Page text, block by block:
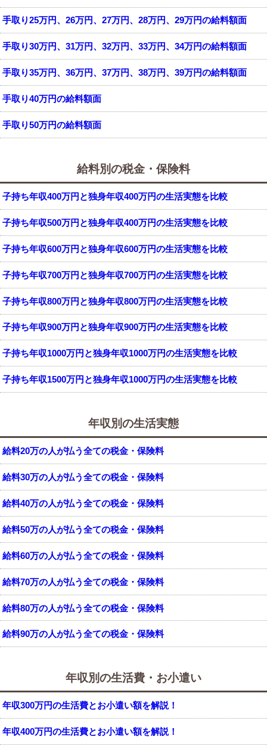
手取り25万円、26万円、27万円、28万円、29万円の給料額面
手取り30万円、31万円、32万円、33万円、34万円の給料額面
手取り35万円、36万円、37万円、38万円、39万円の給料額面
手取り40万円の給料額面
手取り50万円の給料額面
給料別の税金・保険料
子持ち年収400万円と独身年収400万円の生活実態を比較
子持ち年収500万円と独身年収400万円の生活実態を比較
子持ち年収600万円と独身年収600万円の生活実態を比較
子持ち年収700万円と独身年収700万円の生活実態を比較
子持ち年収800万円と独身年収800万円の生活実態を比較
子持ち年収900万円と独身年収900万円の生活実態を比較
子持ち年収1000万円と独身年収1000万円の生活実態を比較
子持ち年収1500万円と独身年収1000万円の生活実態を比較
年収別の生活実態
給料20万の人が払う全ての税金・保険料
給料30万の人が払う全ての税金・保険料
給料40万の人が払う全ての税金・保険料
給料50万の人が払う全ての税金・保険料
給料60万の人が払う全ての税金・保険料
給料70万の人が払う全ての税金・保険料
給料80万の人が払う全ての税金・保険料
給料90万の人が払う全ての税金・保険料
年収別の生活費・お小遣い
年収300万円の生活費とお小遣い額を解説！
年収400万円の生活費とお小遣い額を解説！